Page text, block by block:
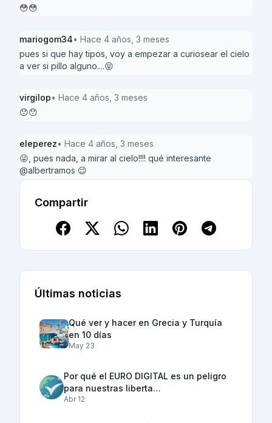
😳😳
mariogom34• Hace 4 años, 3 meses
pues si que hay tipos, voy a empezar a curiosear el cielo
a ver si pillo alguno....😝
virgilop• Hace 4 años, 3 meses
😯😯
eleperez• Hace 4 años, 3 meses
😜, pues nada, a mirar al cielo!!!! qué interesante
@albertramos 😉
Compartir
Últimas noticias
Qué ver y hacer en Grecia y Turquía
en 10 días
May 23
Por qué el EURO DIGITAL es un peligro
para nuestras liberta…
Abr 12